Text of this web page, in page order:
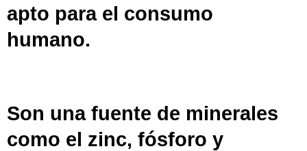
apto para el consumo
humano.
Son una fuente de minerales
como el zinc, fósforo y